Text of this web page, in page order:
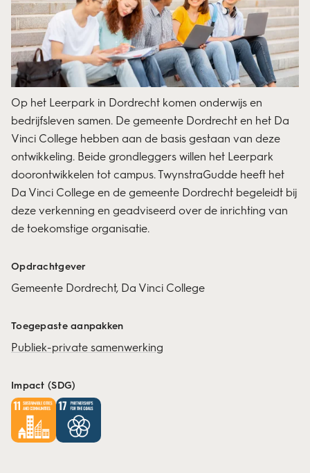
Op het Leerpark in Dordrecht komen onderwijs en
bedrijfsleven samen. De gemeente Dordrecht en het Da
Vinci College hebben aan de basis gestaan van deze
ontwikkeling. Beide grondleggers willen het Leerpark
doorontwikkelen tot campus. TwynstraGudde heeft het
Da Vinci College en de gemeente Dordrecht begeleidt bij
deze verkenning en geadviseerd over de inrichting van
de toekomstige organisatie.
Opdrachtgever
Gemeente Dordrecht, Da Vinci College
Toegepaste aanpakken
Publiek-private samenwerking
Impact (SDG)